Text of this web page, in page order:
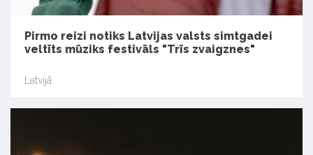
Pirmo reizi notiks Latvijas valsts simtgadei
veltīts mūziks festivāls "Trīs zvaigznes"
Latvijā